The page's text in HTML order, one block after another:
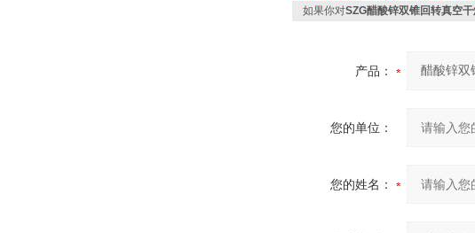
如果你对SZG醋酸锌双锥回转真空
产品：
您的单位：
您的姓名：